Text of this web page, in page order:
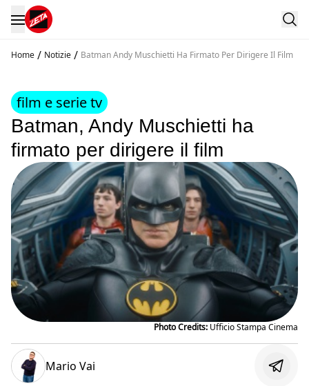
Home / Notizie / Batman Andy Muschietti Ha Firmato Per Dirigere Il Film
film e serie tv
Batman, Andy Muschietti ha
firmato per dirigere il film
Photo Credits:Ufficio Stampa Cinema
Mario Vai